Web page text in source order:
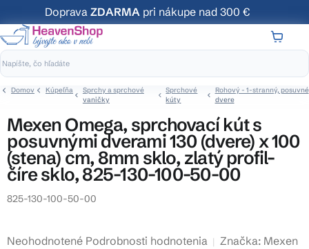
na
obsah
Doprava ZDARMA pri nákupe nad 300 €
Domov Kúpeľňa
Sprchy a sprchové
vaničky
Sprchové
kúty
Rohový - 1-stranný, posuvné
dvere
Mexen Omega, sprchovací kút s
posuvnými dverami 130 (dvere) x 100
(stena) cm, 8mm sklo, zlatý profil-
číre sklo, 825-130-100-50-00
825-130-100-50-00
Priemerné
Neohodnotené Podrobnosti hodnotenia Značka: Mexen